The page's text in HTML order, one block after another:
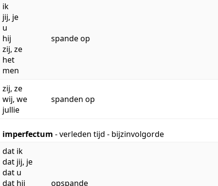
ik
jij, je
u
hij
zij, ze
het
men
spande op
zij, ze
wij, we
jullie
spanden op
imperfectum - verleden tijd - bijzinvolgorde
dat ik
dat jij, je
dat u
dat hij
opspande